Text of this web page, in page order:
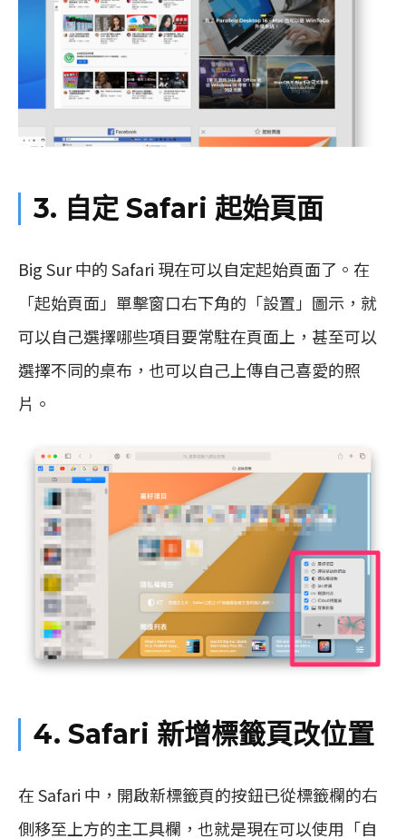
3. 自定 Safari 起始頁面
Big Sur 中的 Safari 現在可以自定起始頁面了。在
「起始頁面」單擊窗口右下角的「設置」圖示，就
可以自己選擇哪些項目要常駐在頁面上，甚至可以
選擇不同的桌布，也可以自己上傳自己喜愛的照
片。
4. Safari 新增標籤頁改位置
在 Safari 中，開啟新標籤頁的按鈕已從標籤欄的右
側移至上方的主工具欄，也就是現在可以使用「自